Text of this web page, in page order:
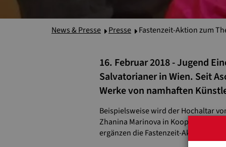
News & Presse Presse Fastenzeit-Aktion zum
16. Februar 2018 - Jugend
Salvatorianer in Wien. Seit
Werke von namhaften
Beispielsweise wird der Hochaltar
Zhanina Marinova in Kooperation
ergänzen die Fastenzeit-Aktion (mehr